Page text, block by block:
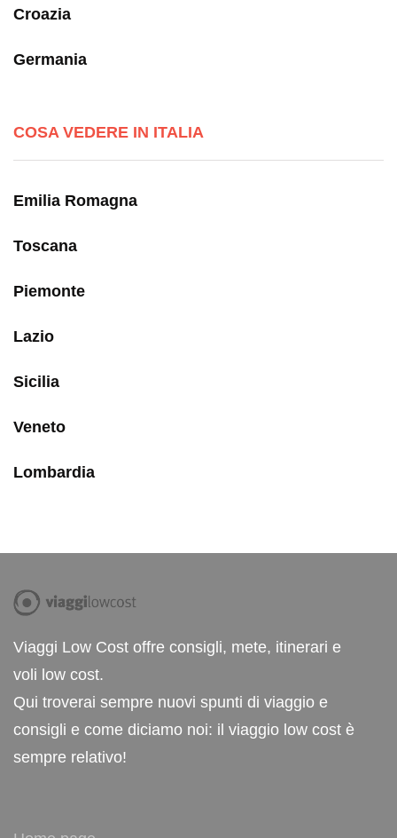
Croazia
Germania
COSA VEDERE IN ITALIA
Emilia Romagna
Toscana
Piemonte
Lazio
Sicilia
Veneto
Lombardia
Viaggi Low Cost offre consigli, mete, itinerari e
voli low cost.
Qui troverai sempre nuovi spunti di viaggio e
consigli e come diciamo noi: il viaggio low cost è
sempre relativo!